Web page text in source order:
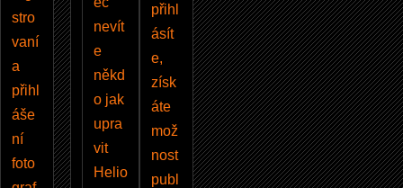
stro
vaní
a
přihl
áše
ní
foto
nevít
e
někd
o jak
upra
vit
Helio
přihl
ásít
e,
získ
áte
mož
nost
publ